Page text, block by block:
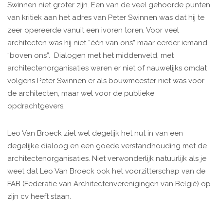
Swinnen niet groter zijn. Een van de veel gehoorde punten
van kritiek aan het adres van Peter Swinnen was dat hij te
zeer opereerde vanuit een ivoren toren. Voor veel
architecten was hij niet “één van ons” maar eerder iemand
“boven ons”. Dialogen met het middenveld, met
architectenorganisaties waren er niet of nauwelijks omdat
volgens Peter Swinnen er als bouwmeester niet was voor
de architecten, maar wel voor de publieke
opdrachtgevers.
Leo Van Broeck ziet wel degelijk het nut in van een
degelijke dialoog en een goede verstandhouding met de
architectenorganisaties. Niet verwonderlijk natuurlijk als je
weet dat Leo Van Broeck ook het voorzitterschap van de
FAB (Federatie van Architectenverenigingen van België) op
zijn cv heeft staan.